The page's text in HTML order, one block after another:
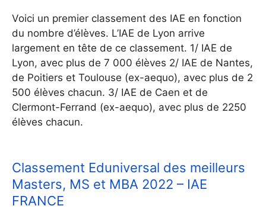
Voici un premier classement des IAE en fonction
du nombre d’élèves. L’IAE de Lyon arrive
largement en tête de ce classement. 1/ IAE de
Lyon, avec plus de 7 000 élèves 2/ IAE de Nantes,
de Poitiers et Toulouse (ex-aequo), avec plus de 2
500 élèves chacun. 3/ IAE de Caen et de
Clermont-Ferrand (ex-aequo), avec plus de 2250
élèves chacun.
Classement Eduniversal des meilleurs
Masters, MS et MBA 2022 – IAE
FRANCE